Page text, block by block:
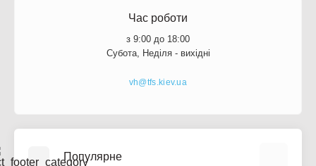
Час роботи
з 9:00 до 18:00
Субота, Неділя - вихідні
vh@tfs.kiev.ua
Популярне